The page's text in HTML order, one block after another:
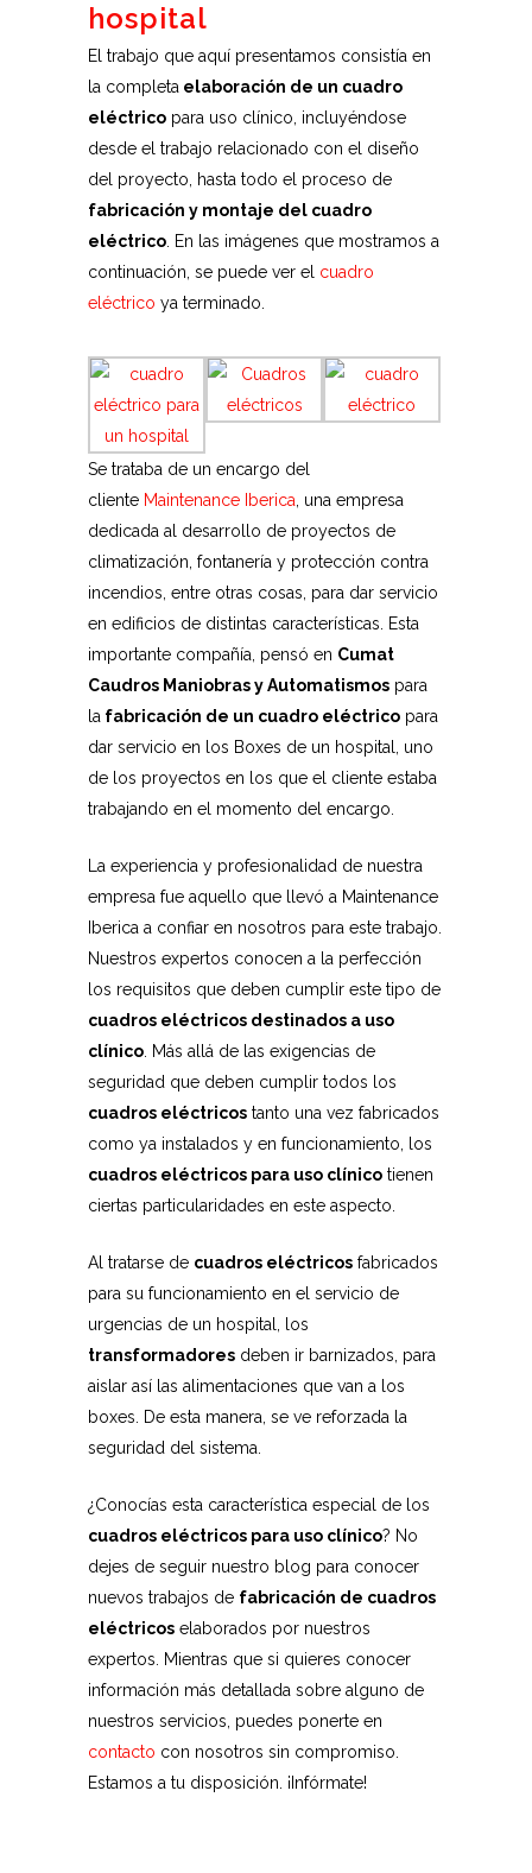
hospital
El trabajo que aquí presentamos consistía en
la completa elaboración de un cuadro
eléctrico para uso clínico, incluyéndose
desde el trabajo relacionado con el diseño
del proyecto, hasta todo el proceso de
fabricación y montaje del cuadro
eléctrico . En las imágenes que mostramos a
continuación, se puede ver el cuadro
eléctrico ya terminado.
Se trataba de un encargo del
cliente Maintenance Iberica , una empresa
dedicada al desarrollo de proyectos de
climatización, fontanería y protección contra
incendios, entre otras cosas, para dar servicio
en edificios de distintas características. Esta
importante compañía, pensó en Cumat
Caudros Maniobras y Automatismos para
la fabricación de un cuadro eléctrico para
dar servicio en los Boxes de un hospital, uno
de los proyectos en los que el cliente estaba
trabajando en el momento del encargo.
La experiencia y profesionalidad de nuestra
empresa fue aquello que llevó a Maintenance
Iberica a confiar en nosotros para este trabajo.
Nuestros expertos conocen a la perfección
los requisitos que deben cumplir este tipo de
cuadros eléctricos destinados a uso
clínico . Más allá de las exigencias de
seguridad que deben cumplir todos los
cuadros eléctricos tanto una vez fabricados
como ya instalados y en funcionamiento, los
cuadros eléctricos para uso clínico tienen
ciertas particularidades en este aspecto.
Al tratarse de cuadros eléctricos fabricados
para su funcionamiento en el servicio de
urgencias de un hospital, los
transformadores deben ir barnizados, para
aislar así las alimentaciones que van a los
boxes. De esta manera, se ve reforzada la
seguridad del sistema.
¿Conocías esta característica especial de los
cuadros eléctricos para uso clínico? No
dejes de seguir nuestro blog para conocer
nuevos trabajos de fabricación de cuadros
eléctricos elaborados por nuestros
expertos. Mientras que si quieres conocer
información más detallada sobre alguno de
nuestros servicios, puedes ponerte en
contacto con nosotros sin compromiso.
Estamos a tu disposición. ¡Infórmate!